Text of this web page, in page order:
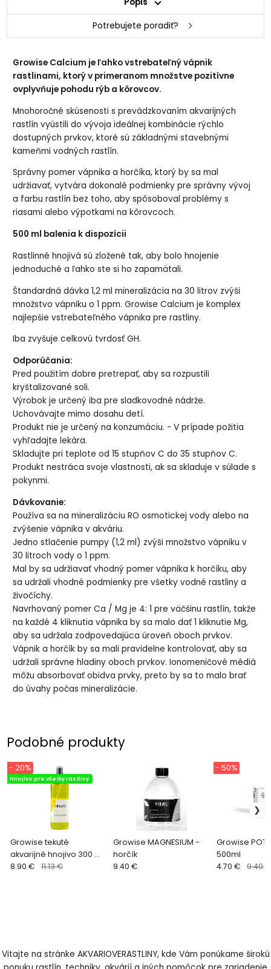
Potrebujete poradiť?
Growise Calcium je ľahko vstrebateľný vápnik
rastlinami, ktorý v primeranom množstve pozitívne
ovplyvňuje pohodu rýb a kôrovcov.
Mnohoročné skúsenosti s prevádzkovaním akvarijných
rastlín vyústili do vývoja ideálnej kombinácie rýchlo
dostupných prvkov, ktoré sú základnými stavebnými
kameňmi vodných rastlín.
Správny pomer vápnika a horčíka, ktorý by sa mal
udržiavať, vytvára dokonalé podmienky pre správny vývoj
a farbu rastlín bez toho, aby spôsoboval problémy s
riasami alebo výpotkami na kôrovcoch.
500 ml balenia k dispozícii
Rastlinné hnojivá sú zložené tak, aby bolo hnojenie
jednoduché a ľahko ste si ho zapamätali.
Štandardná dávka 1,2 ml mineralizácia na 30 litrov zvýši
množstvo vápniku o 1 ppm. Growise Calcium je komplex
najlepšie vstrebateľného vápnika pre rastliny.
Iba zvyšuje celkovú tvrdosť GH.
Odporúčania:
Pred použitím dobre pretrepať, aby sa rozpustili
kryštalizované soli.
Výrobok je určený iba pre sladkovodné nádrže.
Uchovávajte mimo dosahu detí.
Produkt nie je určený na konzumáciu. - V prípade požitia
vyhľadajte lekára.
Skladujte pri teplote od 15 stupňov C do 35 stupňov C.
Produkt nestráca svoje vlastnosti, ak sa skladuje v súlade s
pokynmi.
Dávkovanie:
Používa sa na mineralizáciu RO osmotickej vody alebo na
zvýšenie vápnika v akváriu.
Jedno stlačenie pumpy (1,2 ml) zvýši množstvo vápniku v
30 litroch vody o 1 ppm.
Mal by sa udržiavať vhodný pomer vápnika k horčíku, aby
sa udržali vhodné podmienky pre všetky vodné rastliny a
živočíchy.
Navrhovaný pomer Ca / Mg je 4: 1 pre väčšinu rastlín, takže
na každé 4 kliknutia vápnika by sa malo dať 1 kliknutie Mg,
aby sa udržala zodpovedajúca úroveň oboch prvkov.
Vápnik a horčík by sa mali pravidelne kontrolovať, aby sa
udržali správne hladiny oboch prvkov. Ionomeničové médiá
môžu absorbovať obidva prvky, preto by sa to malo brať
do úvahy počas mineralizácie.
Podobné produkty
Growise tekuté
akvarijné hnojivo 300 ml
- týždenné
Hnojivo pre všetky rastliny
- 20%
8.90 € 11.13 €
Growise MAGNESIUM -
horčík
9.40 €
Growise
500ml
- 50%
4.70 € 9.40 €
Vitajte na stránke AKVARIOVERASTLINY, kde Vám ponúkame širokú